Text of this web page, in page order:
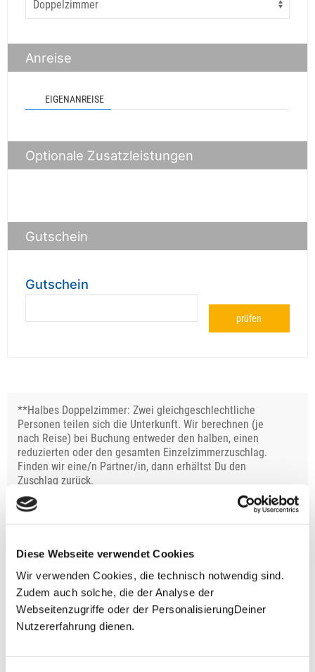
Diese Webseite verwendet Cookies
Wir verwenden Cookies, die technisch notwendig sind.
Zudem auch solche, die der Analyse der
Webseitenzugriffe oder der PersonalisierungDeiner
Nutzererfahrung dienen.
Anreise
EIGENANREISE
Optionale Zusatzleistungen
Gutschein
Gutschein
prüfen
**Halbes Doppelzimmer: Zwei gleichgeschlechtliche
Personen teilen sich die Unterkunft. Wir berechnen (je
nach Reise) bei Buchung entweder den halben, einen
reduzierten oder den gesamten Einzelzimmerzuschlag.
Finden wir eine/n Partner/in, dann erhältst Du den
Zuschlag zurück.
Unsere Reisen und Seminare sind nicht barrierefrei.
Fragen zur Buchung?
+49 (0)711 - 6583 80 80
Preisvorschau